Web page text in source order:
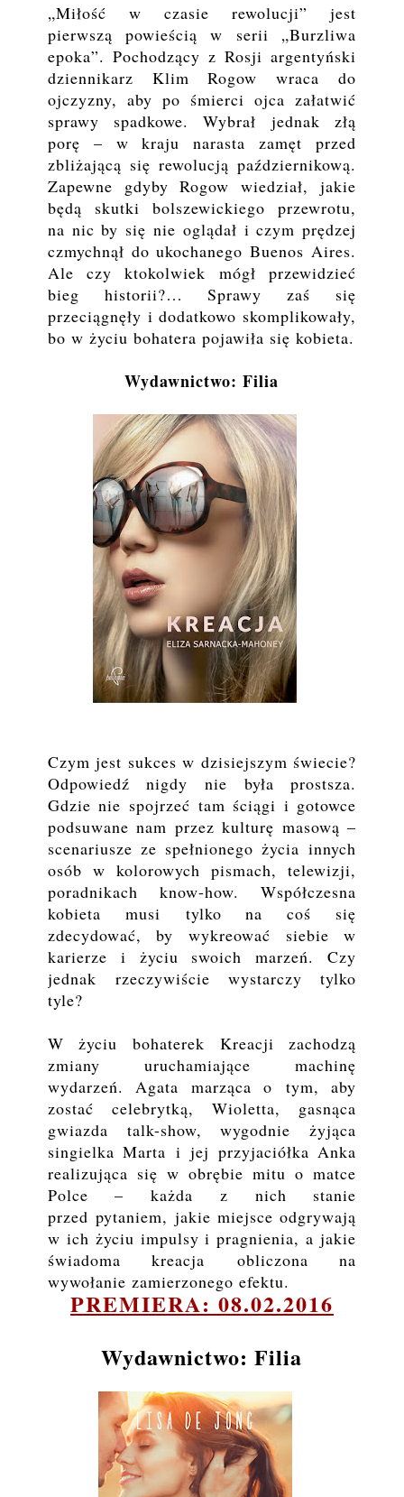
„Miłość w czasie rewolucji” jest
pierwszą powieścią w serii „Burzliwa
epoka”. Pochodzący z Rosji argentyński
dziennikarz Klim Rogow wraca do
ojczyzny, aby po śmierci ojca załatwić
sprawy spadkowe. Wybrał jednak złą
porę – w kraju narasta zamęt przed
zbliżającą się rewolucją październikową.
Zapewne gdyby Rogow wiedział, jakie
będą skutki bolszewickiego przewrotu,
na nic by się nie oglądał i czym prędzej
czmychnął do ukochanego Buenos Aires.
Ale czy ktokolwiek mógł przewidzieć
bieg historii?… Sprawy zaś się
przeciągnęły i dodatkowo skomplikowały,
bo w życiu bohatera pojawiła się kobieta.
Wydawnictwo: Filia
Czym jest sukces w dzisiejszym świecie?
Odpowiedź nigdy nie była prostsza.
Gdzie nie spojrzeć tam ściągi i gotowce
podsuwane nam przez kulturę masową –
scenariusze ze spełnionego życiainnych
osób w kolorowych pismach, telewizji,
poradnikach know-how. Współczesna
kobieta musi tylko na coś się
zdecydować, by wykreować siebie w
karierze i życiu swoich marzeń. Czy
jednak rzeczywiście wystarczy tylko
tyle?
W życiu bohaterek Kreacji zachodzą
zmiany uruchamiające machinę
wydarzeń. Agata marząca o tym, aby
zostać celebrytką, Wioletta, gasnąca
gwiazda talk-show, wygodnie żyjąca
singielka Martai jej przyjaciółka Anka
realizująca się w obrębie mitu o matce
Polce – każda z nich stanie
przedpytaniem, jakie miejsce odgrywają
w ich życiu impulsy i pragnienia, a jakie
świadoma kreacja obliczona na
wywołanie zamierzonego efektu.
PREMIERA: 08.02.2016
Wydawnictwo: Filia